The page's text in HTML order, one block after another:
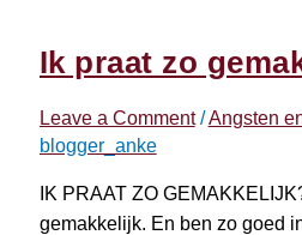
Ik praat zo
Leave a Comment /Angsten
blogger_anke
IK PRAAT ZO
gemakkelijk. En ben zo goed